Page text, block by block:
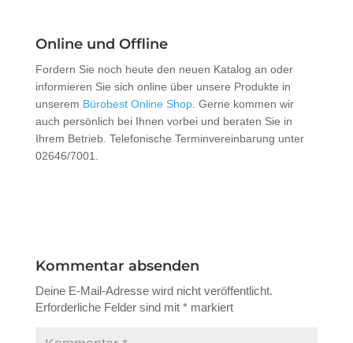
Online und Offline
Fordern Sie noch heute den neuen Katalog an oder
informieren Sie sich online über unsere Produkte in
unserem Bürobest Online Shop. Gerne kommen wir
auch persönlich bei Ihnen vorbei und beraten Sie in
Ihrem Betrieb. Telefonische Terminvereinbarung unter
02646/7001.
Kommentar absenden
Deine E-Mail-Adresse wird nicht veröffentlicht.
Erforderliche Felder sind mit *markiert